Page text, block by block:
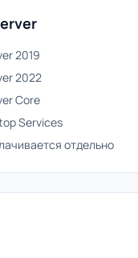
2019
2022
Core
Services
отдельно